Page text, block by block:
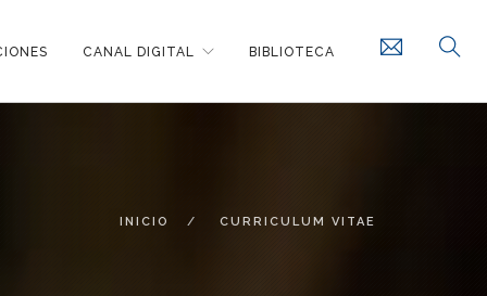
CANAL DIGITAL BIBLIOTECA
INICIO CURRICULUM VITAE